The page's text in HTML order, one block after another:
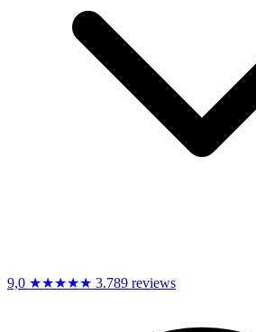
9,0 ★★★★★ 3.789 reviews